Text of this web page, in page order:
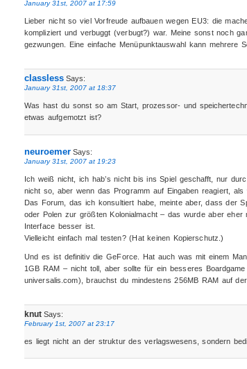
January 31st, 2007 at 17:59
Lieber nicht so viel Vorfreude aufbauen wegen EU3: die
kompliziert und verbuggt (verbugt?) war. Meine sonst noch
gezwungen. Eine einfache Menüpunktauswahl kann mehrere
classlessSays:
January 31st, 2007 at 18:37
Was hast du sonst so am Start, prozessor- und
etwas aufgemotzt ist?
neuroemerSays:
January 31st, 2007 at 19:23
Ich weiß nicht, ich hab’s nicht bis ins Spiel geschafft, nur
nicht so, aber wenn das Programm auf Eingaben reagiert, als
Das Forum, das ich konsultiert habe, meinte aber, dass der
oder Polen zur größten Kolonialmacht – das wurde aber
Interface besser ist.
Vielleicht einfach mal testen? (Hat keinen Kopierschutz.)
Und es ist definitiv die GeForce. Hat auch was mit einem
1GB RAM – nicht toll, aber sollte für ein besseres
universalis.com), brauchst du mindestens 256MB RAM auf
knutSays:
February 1st, 2007 at 23:17
es liegt nicht an der struktur des verlagswesens, sondern